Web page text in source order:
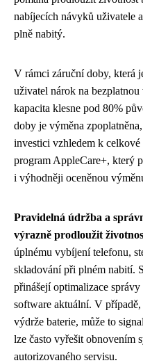
nabíjecích návyků uživatele
plně nabitý.
V rámci záruční doby, která
uživatel nárok na
kapacita klesne pod 80%
doby je výměna
investici vzhledem k
program AppleCare+, který
i výhodněji oceněnou
Pravidelná údržba a
výrazně prodloužit
úplnému vybíjení telefonu,
skladování při plném nabití.
přinášejí optimalizace
software aktuální. V
výdrže baterie, může to
lze často vyřešit obnovením
autorizovaného servisu.